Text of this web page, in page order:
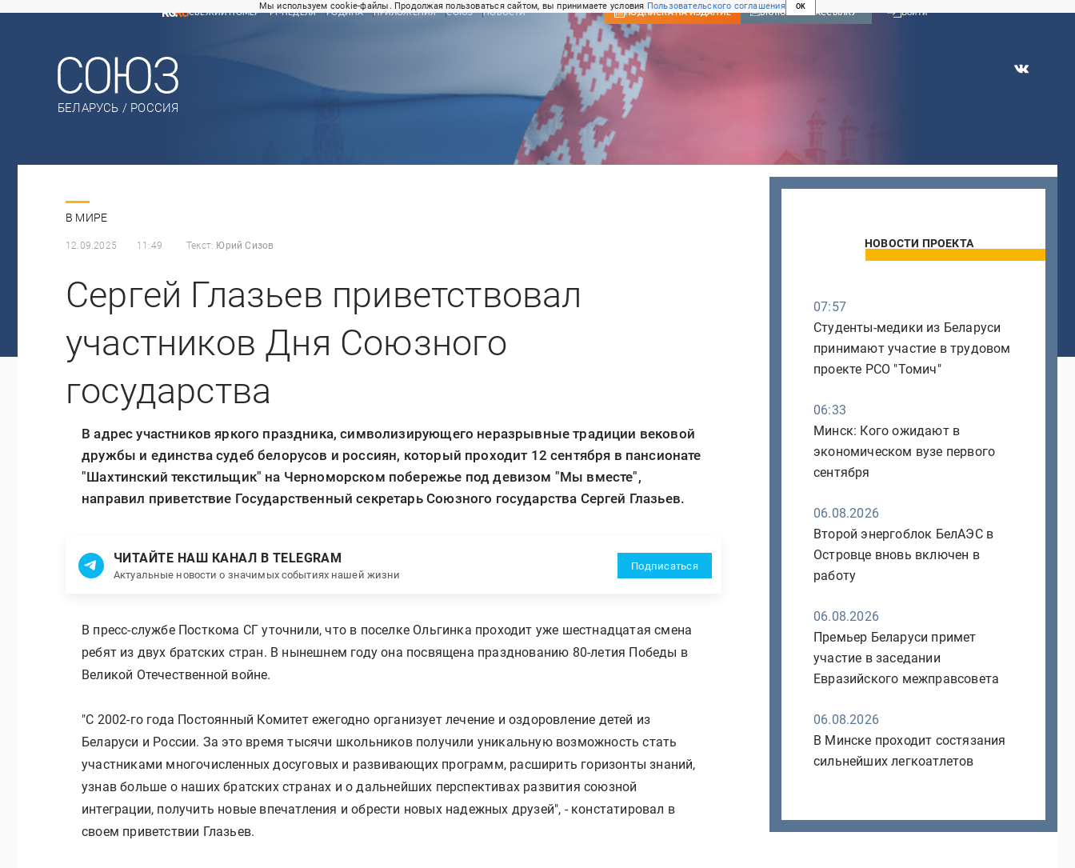
Мы используем cookie-файлы. Продолжая пользоваться сайтом, вы принимаете условия Пользовательского соглашения
OK
СВЕЖИЙ НОМЕР
РГ-НЕДЕЛЯ РОДИНА ПРИЛОЖЕНИЯ СОЮЗ НОВОСТИ ПОДПИСКА НА ИЗДАНИЕ ВКЛЮЧИТЬ РАССЫЛКУ Войти
БЕЛАРУСЬ / РОССИЯ
В МИРЕ
12.09.2025 11:49 Текст: Юрий Сизов
Сергей Глазьев приветствовал
участников Дня Союзного
государства
В адрес участников яркого праздника, символизирующего неразрывные традиции вековой
дружбы и единства судеб белорусов и россиян, который проходит 12 сентября в пансионате
"Шахтинский текстильщик" на Черноморском побережье под девизом "Мы вместе",
направил приветствие Государственный секретарь Союзного государства Сергей Глазьев.
ЧИТАЙТЕ НАШ КАНАЛ В TELEGRAM
Актуальные новости о значимых событиях нашей жизни
Подписаться
В пресс-службе Посткома СГ уточнили, что в поселке Ольгинка проходит уже шестнадцатая смена
ребят из двух братских стран. В нынешнем году она посвящена празднованию 80-летия Победы в
Великой Отечественной войне.
"С 2002-го года Постоянный Комитет ежегодно организует лечение и оздоровление детей из
Беларуси и России. За это время тысячи школьников получили уникальную возможность стать
участниками многочисленных досуговых и развивающих программ, расширить горизонты знаний,
узнав больше о наших братских странах и о дальнейших перспективах развития союзной
интеграции, получить новые впечатления и обрести новых надежных друзей", - констатировал в
своем приветствии Глазьев.
НОВОСТИ ПРОЕКТА
07:57
Студенты-медики из Беларуси
принимают участие в трудовом
проекте РСО "Томич"
06:33
Минск: Кого ожидают в
экономическом вузе первого
сентября
06.08.2026
Второй энергоблок БелАЭС в
Островце вновь включен в
работу
06.08.2026
Премьер Беларуси примет
участие в заседании
Евразийского межправсовета
06.08.2026
В Минске проходит состязания
сильнейших легкоатлетов